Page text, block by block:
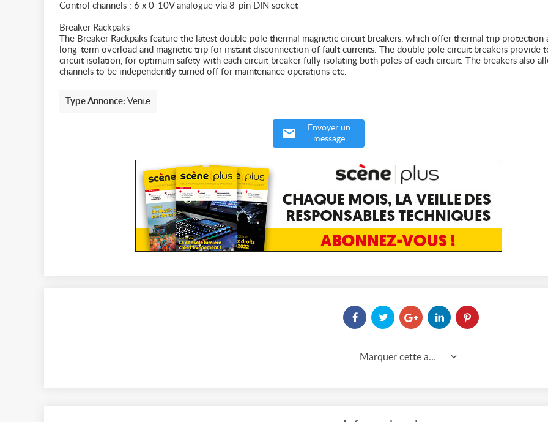
Control channels : 6 x 0-10V analogue via 8-pin DIN socket
Breaker Rackpaks
The Breaker Rackpaks feature the latest double pole thermal magnetic circuit breakers, which offer thermal trip protection
long-term overload and magnetic trip for instant disconnection of fault currents. The double pole circuit breakers provide
circuit isolation, for optimum safety with each circuit breaker fully isolating both poles of each circuit. The breakers also
channels to be independently turned off for maintenance operations etc.
Type Annonce: Vente
Envoyer un
message
Marquer cette annonce comme...